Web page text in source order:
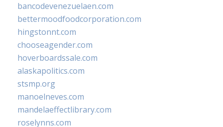
bancodevenezuelaen.com
bettermoodfoodcorporation.com
hingstonnt.com
chooseagender.com
hoverboardssale.com
alaskapolitics.com
stsmp.org
manoelneves.com
mandelaeffectlibrary.com
roselynns.com